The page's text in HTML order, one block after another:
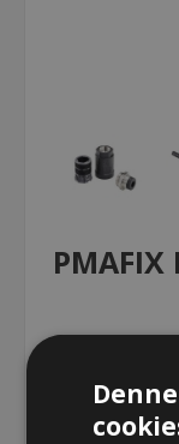
5,0-8,0